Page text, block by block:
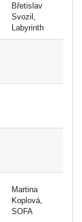
Břetislav
Svozil,
Labyrinth
Martina
Koplová,
SOFA